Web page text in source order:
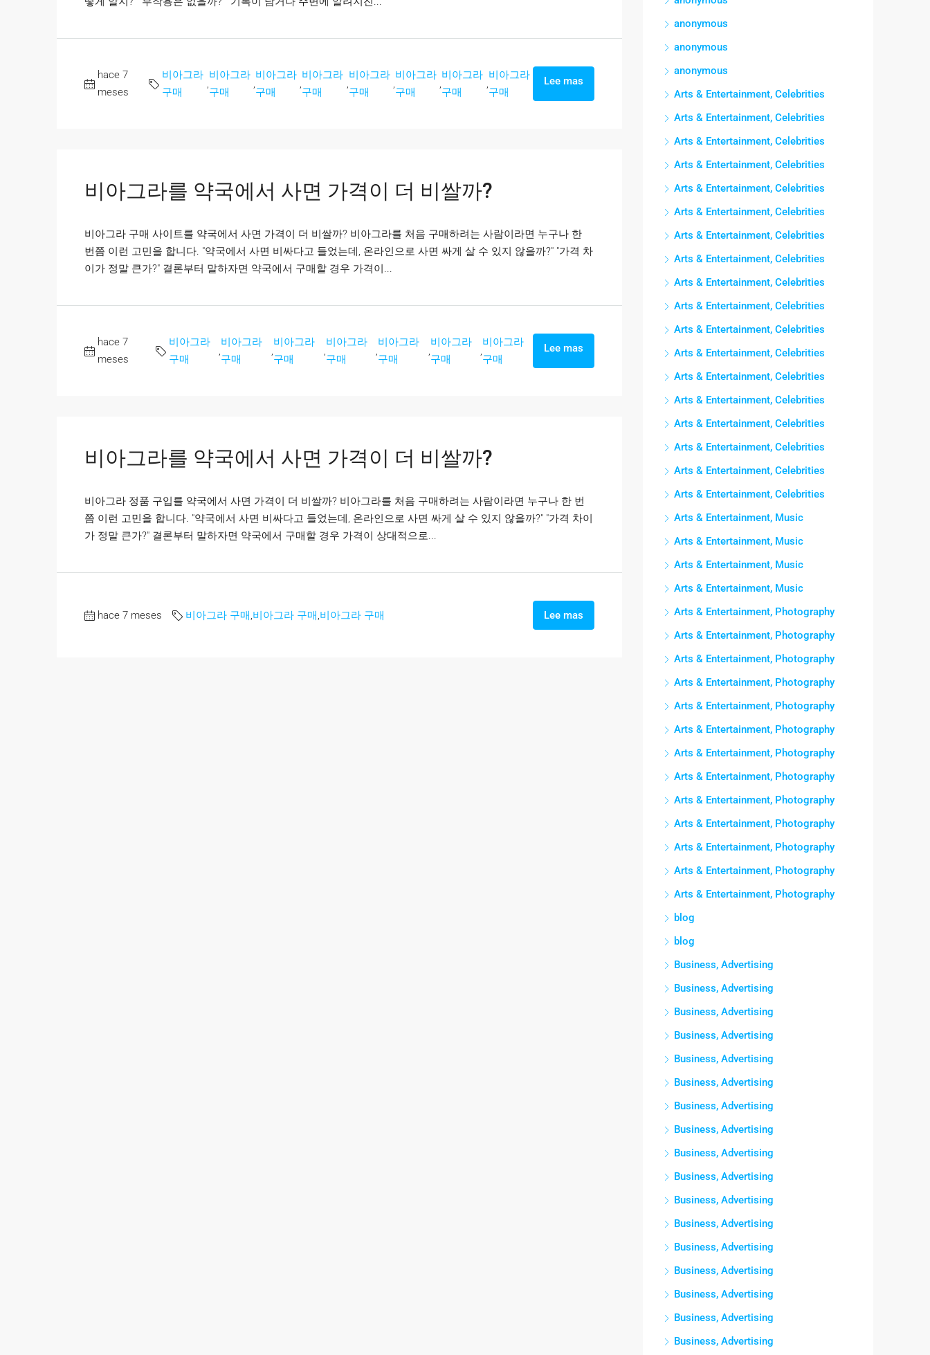
hace 7
meses
비아그라
구매
비아그라
구매
비아그라
구매
비아그라
구매
비아그라
구매
비아그라
구매
비아그라
구매
비아그라
구매
Lee mas
비아그라를 약국에서 사면 가격이 더 비쌀까?
비아그라 구매 사이트를 약국에서 사면 가격이 더 비쌀까? 비아그라를 처음 구매하려는 사람이라면 누구나 한
번쯤 이런 고민을 합니다. "약국에서 사면 비싸다고 들었는데, 온라인으로 사면 싸게 살 수 있지 않을까?" "가격 차
이가 정말 큰가?" 결론부터 말하자면 약국에서 구매할 경우 가격이...
hace 7
meses
비아그라
구매
비아그라
구매
비아그라
구매
비아그라
구매
비아그라
구매
비아그라
구매
비아그라
구매
Lee mas
비아그라를 약국에서 사면 가격이 더 비쌀까?
비아그라 정품 구입를 약국에서 사면 가격이 더 비쌀까? 비아그라를 처음 구매하려는 사람이라면 누구나 한 번
쯤 이런 고민을 합니다. "약국에서 사면 비싸다고 들었는데, 온라인으로 사면 싸게 살 수 있지 않을까?" "가격 차이
가 정말 큰가?" 결론부터 말하자면 약국에서 구매할 경우 가격이 상대적으로...
hace 7 meses 비아그라 구매 비아그라 구매 비아그라 구매 Lee mas
anonymous
anonymous
anonymous
Arts & Entertainment, Celebrities
Arts & Entertainment, Celebrities
Arts & Entertainment, Celebrities
Arts & Entertainment, Celebrities
Arts & Entertainment, Celebrities
Arts & Entertainment, Celebrities
Arts & Entertainment, Celebrities
Arts & Entertainment, Celebrities
Arts & Entertainment, Celebrities
Arts & Entertainment, Celebrities
Arts & Entertainment, Celebrities
Arts & Entertainment, Celebrities
Arts & Entertainment, Celebrities
Arts & Entertainment, Celebrities
Arts & Entertainment, Celebrities
Arts & Entertainment, Celebrities
Arts & Entertainment, Celebrities
Arts & Entertainment, Celebrities
Arts & Entertainment, Music
Arts & Entertainment, Music
Arts & Entertainment, Music
Arts & Entertainment, Music
Arts & Entertainment, Photography
Arts & Entertainment, Photography
Arts & Entertainment, Photography
Arts & Entertainment, Photography
Arts & Entertainment, Photography
Arts & Entertainment, Photography
Arts & Entertainment, Photography
Arts & Entertainment, Photography
Arts & Entertainment, Photography
Arts & Entertainment, Photography
Arts & Entertainment, Photography
Arts & Entertainment, Photography
Arts & Entertainment, Photography
blog
blog
Business, Advertising
Business, Advertising
Business, Advertising
Business, Advertising
Business, Advertising
Business, Advertising
Business, Advertising
Business, Advertising
Business, Advertising
Business, Advertising
Business, Advertising
Business, Advertising
Business, Advertising
Business, Advertising
Business, Advertising
Business, Advertising
Business, Advertising